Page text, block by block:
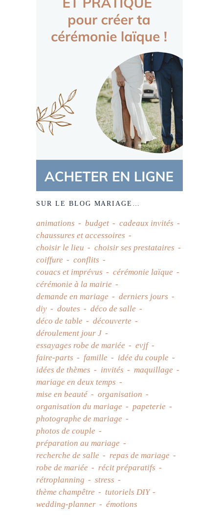
SUR LE BLOG MARIAGE…
animations budget
cadeaux invités
chaussures et accessoires
choisir le lieu
choisir ses prestataires
coiffure
conflits
couacs et imprévus
cérémonie laïque
cérémonie à la mairie
demande en mariage
derniers jours
diy
doutes
déco de salle
déco de table
découverte
déroulement jour J
essayages robe de mariée
evjf
faire-parts
famille
idée du couple
idées de thèmes
invités
maquillage
mariage en deux temps
mise en beauté
organisation
organisation du mariage
papeterie
photographe de mariage
photos de couple
préparation au mariage
recherche de salle
repas de mariage
robe de mariée
récit préparatifs
rétroplanning
stress
thème champêtre
tutoriels DIY
wedding-planner
émotions